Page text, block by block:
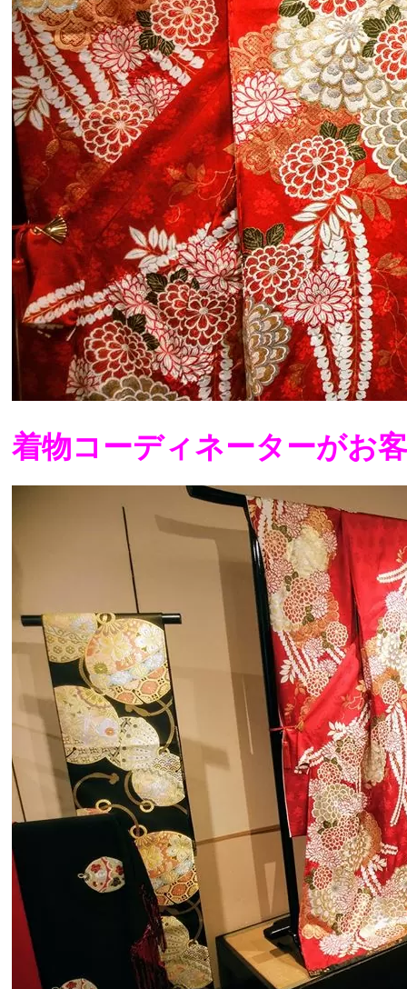
着物コーディネーターがお